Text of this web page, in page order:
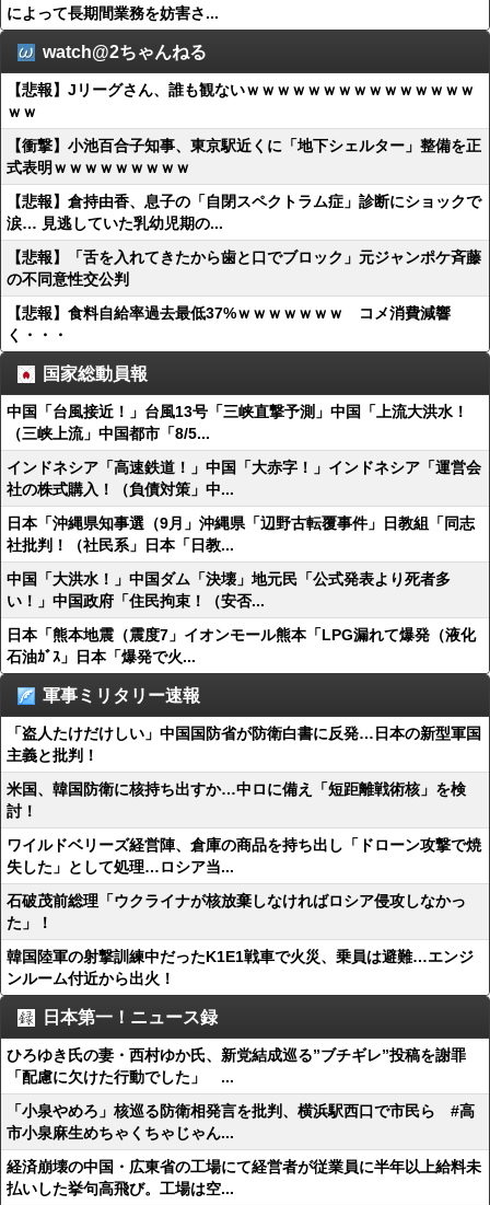
によって長期間業務を妨害さ...
watch@2ちゃんねる
【悲報】Jリーグさん、誰も観ないｗｗｗｗｗｗｗｗｗｗｗｗｗｗｗ
ｗｗ
【衝撃】小池百合子知事、東京駅近くに「地下シェルター」整備を正
式表明ｗｗｗｗｗｗｗｗｗ
【悲報】倉持由香、息子の「自閉スペクトラム症」診断にショックで
涙… 見逃していた乳幼児期の...
【悲報】「舌を入れてきたから歯と口でブロック」元ジャンポケ斉藤
の不同意性交公判
【悲報】食料自給率過去最低37%ｗｗｗｗｗｗｗ コメ消費減響
く・・・
国家総動員報
中国「台風接近！」台風13号「三峡直撃予測」中国「上流大洪水！
（三峡上流」中国都市「8/5...
インドネシア「高速鉄道！」中国「大赤字！」インドネシア「運営会
社の株式購入！（負債対策」中...
日本「沖縄県知事選（9月」沖縄県「辺野古転覆事件」日教組「同志
社批判！（社民系」日本「日教...
中国「大洪水！」中国ダム「決壊」地元民「公式発表より死者多
い！」中国政府「住民拘束！（安否...
日本「熊本地震（震度7」イオンモール熊本「LPG漏れて爆発（液化
石油ｶﾞｽ」日本「爆発で火...
軍事ミリタリー速報
「盗人たけだけしい」中国国防省が防衛白書に反発…日本の新型軍国
主義と批判！
米国、韓国防衛に核持ち出すか…中ロに備え「短距離戦術核」を検
討！
ワイルドベリーズ経営陣、倉庫の商品を持ち出し「ドローン攻撃で焼
失した」として処理…ロシア当...
石破茂前総理「ウクライナが核放棄しなければロシア侵攻しなかっ
た」！
韓国陸軍の射撃訓練中だったK1E1戦車で火災、乗員は避難…エンジ
ンルーム付近から出火！
日本第一！ニュース録
ひろゆき氏の妻・西村ゆか氏、新党結成巡る”ブチギレ”投稿を謝罪
「配慮に欠けた行動でした」 ...
「小泉やめろ」核巡る防衛相発言を批判、横浜駅西口で市民ら #高
市小泉麻生めちゃくちゃじゃん...
経済崩壊の中国・広東省の工場にて経営者が従業員に半年以上給料未
払いした挙句高飛び。工場は空...